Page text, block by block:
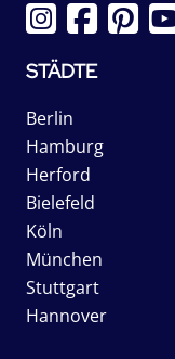
STÄDTE
Berlin
Hamburg
Herford
Bielefeld
Köln
München
Stuttgart
Hannover